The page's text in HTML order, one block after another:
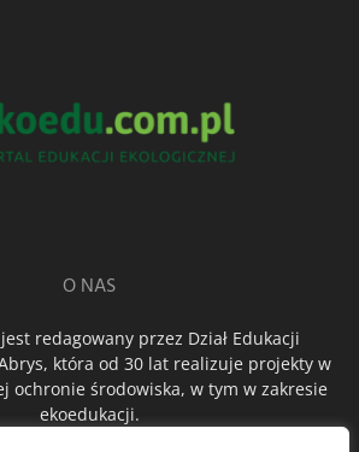
O NAS
redagowany przez Dział Edukacji
która od 30 lat realizuje projekty w
ochronie środowiska, w tym w zakresie
ekoedukacji.